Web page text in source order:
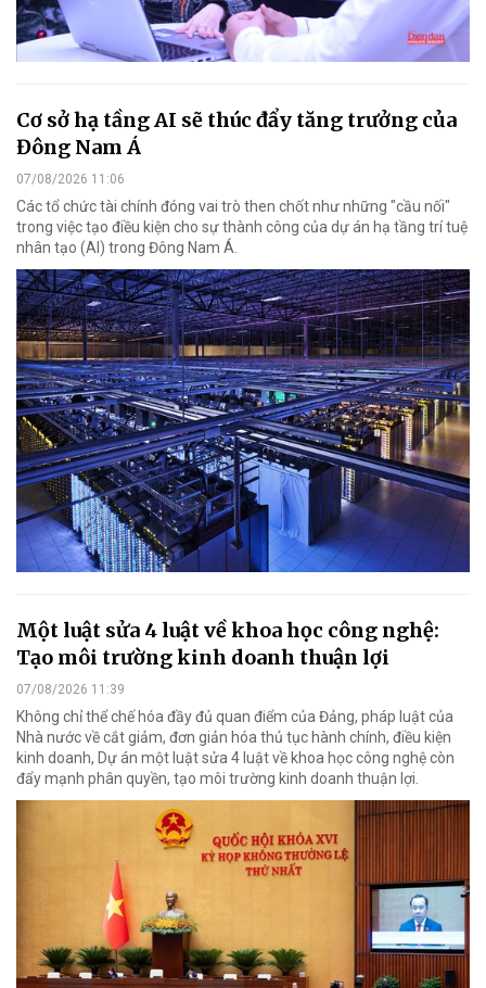
Cơ sở hạ tầng AI sẽ thúc đẩy tăng trưởng của
Đông Nam Á
07/08/2026 11:06
Các tổ chức tài chính đóng vai trò then chốt như những "cầu nối"
trong việc tạo điều kiện cho sự thành công của dự án hạ tầng trí tuệ
nhân tạo (AI) trong Đông Nam Á.
Một luật sửa 4 luật về khoa học công nghệ:
Tạo môi trường kinh doanh thuận lợi
07/08/2026 11:39
Không chỉ thể chế hóa đầy đủ quan điểm của Đảng, pháp luật của
Nhà nước về cắt giảm, đơn giản hóa thủ tục hành chính, điều kiện
kinh doanh, Dự án một luật sửa 4 luật về khoa học công nghệ còn
đẩy mạnh phân quyền, tạo môi trường kinh doanh thuận lợi.